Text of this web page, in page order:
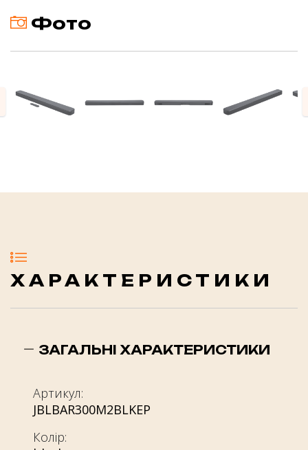
Фото
ХАРАКТЕРИСТИКИ
ЗАГАЛЬНІ ХАРАКТЕРИСТИКИ
Артикул:
JBLBAR300M2BLKEP
Колір: